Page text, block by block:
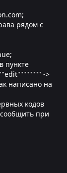
рядом с
пункте
->
написано на
кодов
при